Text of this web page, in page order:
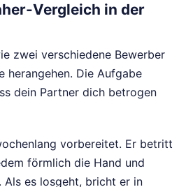
Vergleich in der
zwei verschiedene Bewerber
herangehen. Die Aufgabe
dein Partner dich betrogen
vorbereitet. Er betritt
förmlich die Hand und
es losgeht, bricht er in